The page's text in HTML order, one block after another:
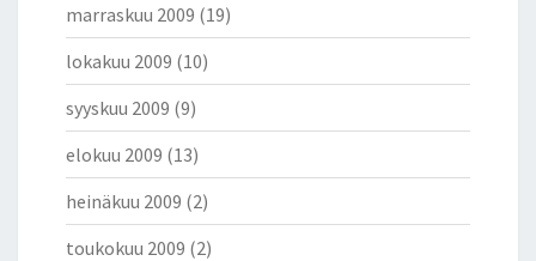
marraskuu 2009 (19)
lokakuu 2009 (10)
syyskuu 2009 (9)
elokuu 2009 (13)
heinäkuu 2009 (2)
toukokuu 2009 (2)